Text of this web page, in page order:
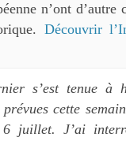
n’ont
Découvrir
s’est tenue à
cette
juillet. J’ai